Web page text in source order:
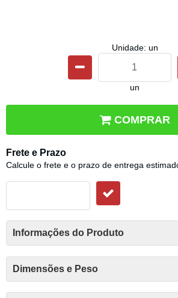
Unidade: un
un
COMPRAR
Frete e Prazo
Calcule o frete e o prazo de entrega
Informações do Produto
Dimensões e Peso